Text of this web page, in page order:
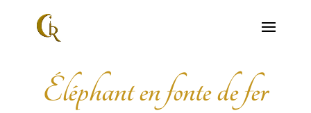
Éléphant en fonte de fer